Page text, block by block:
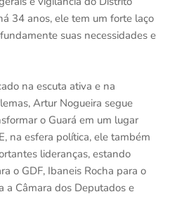
34 anos, ele tem um forte laço
suas necessidades e
na escuta ativa e na
Artur Nogueira segue
o Guará em um lugar
na esfera política, ele também
lideranças, estando
o GDF, Ibaneis Rocha para o
a Câmara dos Deputados e